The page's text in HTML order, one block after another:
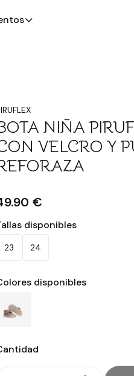
NIÑA
VELCRO Y
€
disponibles
23 24
disponibles